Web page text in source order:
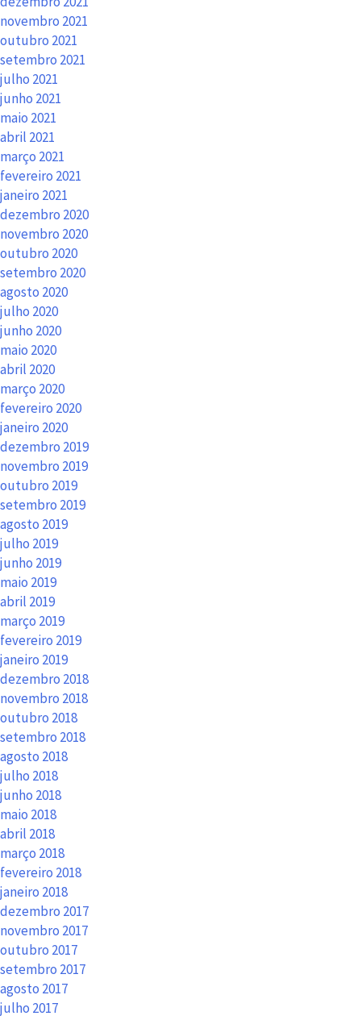
novembro 2021
outubro 2021
setembro 2021
julho 2021
junho 2021
maio 2021
abril 2021
março 2021
fevereiro 2021
janeiro 2021
dezembro 2020
novembro 2020
outubro 2020
setembro 2020
agosto 2020
julho 2020
junho 2020
maio 2020
abril 2020
março 2020
fevereiro 2020
janeiro 2020
dezembro 2019
novembro 2019
outubro 2019
setembro 2019
agosto 2019
julho 2019
junho 2019
maio 2019
abril 2019
março 2019
fevereiro 2019
janeiro 2019
dezembro 2018
novembro 2018
outubro 2018
setembro 2018
agosto 2018
julho 2018
junho 2018
maio 2018
abril 2018
março 2018
fevereiro 2018
janeiro 2018
dezembro 2017
novembro 2017
outubro 2017
setembro 2017
agosto 2017
julho 2017